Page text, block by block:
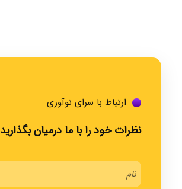
ارتباط با سرای نوآوری
نظرات خود را با ما درمیان بگذارید